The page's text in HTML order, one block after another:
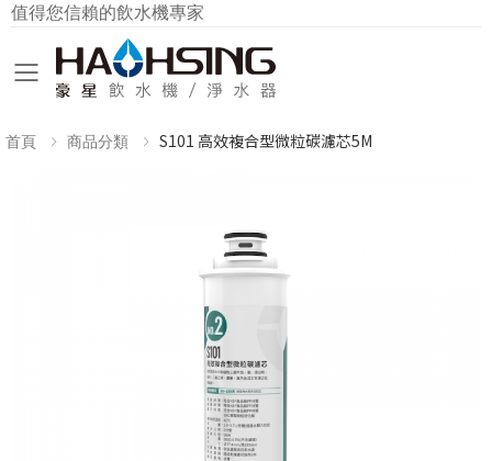
值得您信賴的飲水機專家
Toggle mobile menu
首頁 商品分類 S101 高效複合型微粒碳濾芯5M